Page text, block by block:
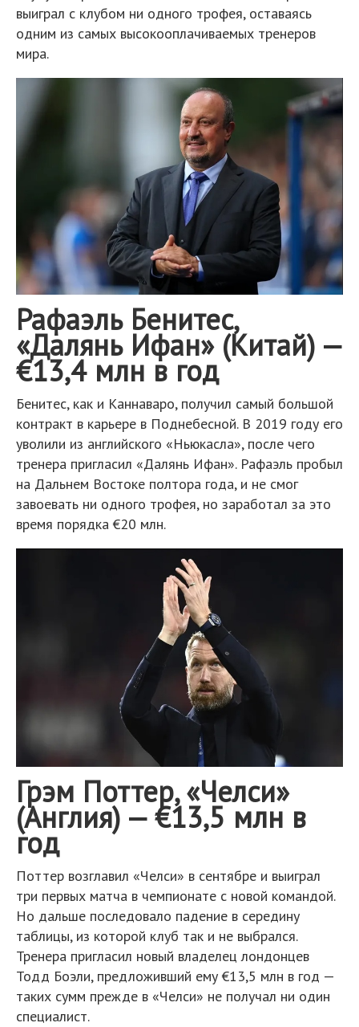
выиграл с клубом ни одного трофея, оставаясь
одним из самых высокооплачиваемых тренеров
мира.
Рафаэль Бенитес,
«Далянь Ифан» (Китай) —
€13,4 млн в год
Бенитес, как и Каннаваро, получил самый большой
контракт в карьере в Поднебесной. В 2019 году его
уволили из английского «Ньюкасла», после чего
тренера пригласил «Далянь Ифан». Рафаэль пробыл
на Дальнем Востоке полтора года, и не смог
завоевать ни одного трофея, но заработал за это
время порядка €20 млн.
Грэм Поттер, «Челси»
(Англия) — €13,5 млн в
год
Поттер возглавил «Челси» в сентябре и выиграл
три первых матча в чемпионате с новой командой.
Но дальше последовало падение в середину
таблицы, из которой клуб так и не выбрался.
Тренера пригласил новый владелец лондонцев
Тодд Боэли, предложивший ему €13,5 млн в год —
таких сумм прежде в «Челси» не получал ни один
специалист.